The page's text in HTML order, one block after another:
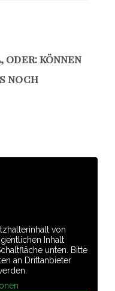
oder: können
noch
von
Inhalt
unten. Bitte
an Drittanbieter